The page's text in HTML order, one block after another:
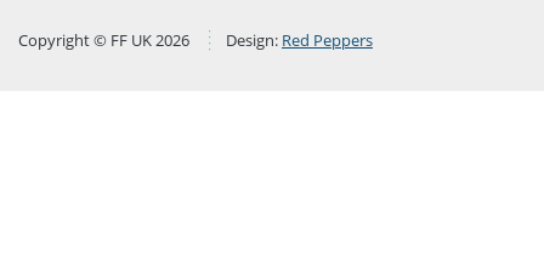
Copyright © FF UK 2026 Design: Red Peppers